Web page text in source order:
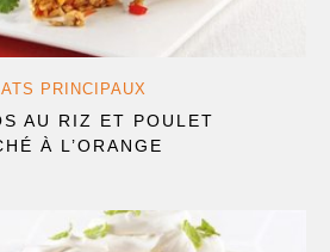
PRINCIPAUX
AU RIZ ET POULET
À L’ORANGE